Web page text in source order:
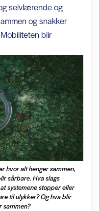
selvlærende og
og snakker
blir
hvor alt henger sammen,
sårbare. Hva slags
systemene stopper eller
til ulykker? Og hva blir
sammen?